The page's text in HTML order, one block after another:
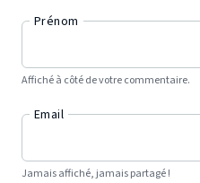
Prénom
Affiché à côté de votre commentaire.
Email
Jamais affiché, jamais partagé !